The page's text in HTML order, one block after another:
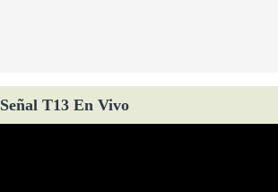
Señal T13 En Vivo